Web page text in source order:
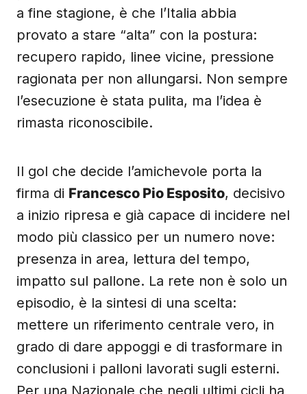
a fine stagione, è che l’Italia abbia
provato a stare “alta” con la postura:
recupero rapido, linee vicine, pressione
ragionata per non allungarsi. Non sempre
l’esecuzione è stata pulita, ma l’idea è
rimasta riconoscibile.
Il gol che decide l’amichevole porta la
firma di Francesco Pio Esposito, decisivo
a inizio ripresa e già capace di incidere nel
modo più classico per un numero nove:
presenza in area, lettura del tempo,
impatto sul pallone. La rete non è solo un
episodio, è la sintesi di una scelta:
mettere un riferimento centrale vero, in
grado di dare appoggi e di trasformare in
conclusioni i palloni lavorati sugli esterni.
Per una Nazionale che negli ultimi cicli ha